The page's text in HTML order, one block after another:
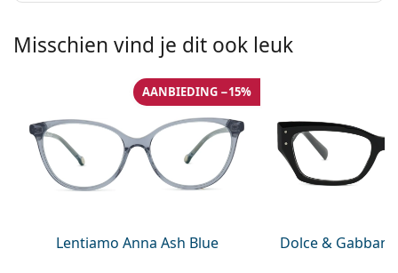
Misschien vind je dit ook leuk
Lentiamo Anna Ash Blue
AANBIEDING −15%
Dolce &